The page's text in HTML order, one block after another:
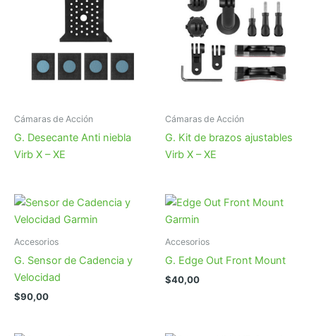
Cámaras de Acción
G. Desecante Anti niebla
Virb X – XE
Cámaras de Acción
G. Kit de brazos ajustables
Virb X – XE
Accesorios
G. Sensor de Cadencia y
Velocidad
$90,00
Accesorios
G. Edge Out Front Mount
$40,00